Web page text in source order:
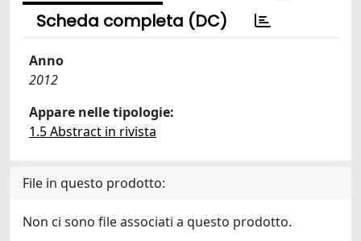
Scheda completa (DC)
Anno
2012
Appare nelle tipologie:
1.5 Abstract in rivista
File in questo prodotto:
Non ci sono file associati a questo prodotto.